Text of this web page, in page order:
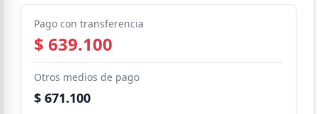
Pago con transferencia
$ 639.100
Otros medios de pago
$ 671.100